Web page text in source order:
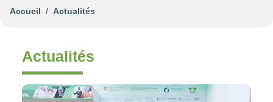
Accueil Actualités
Actualités